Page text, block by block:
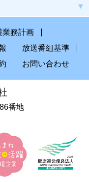
業務計画
放送番組基準
お問い合わせ
番地